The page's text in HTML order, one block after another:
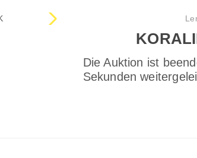
Die Auktion ist
Sekunden